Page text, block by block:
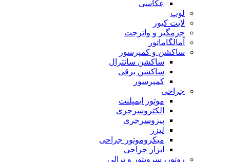
عکاسی
لوپ
لایت کیور
جرمگیر و واترجت
آمالگاماتور
ساکشن و کمپرسور
ساکشن سانترال
ساکشن برقی
کمپرسور
جراحی
موتور ایمپلنت
الکتروسرجری
پیزوسرجری
لیزر
میکروموتور جراحی
ابزار جراحی
روتور، سرویتور و ترالی